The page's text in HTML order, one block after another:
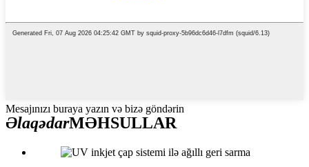
Mesajınızı buraya yazın və bizə göndərin
ƏlaqədarMƏHSULLAR